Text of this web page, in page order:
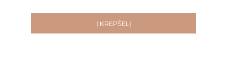
Į KREPŠELĮ